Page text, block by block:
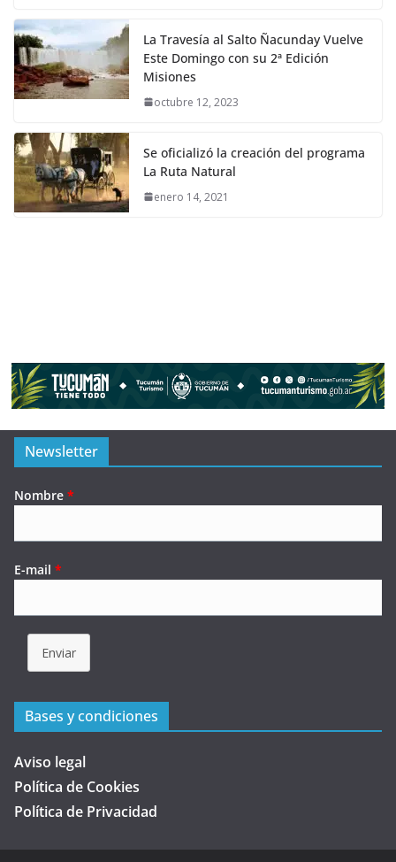
La Travesía al Salto Ñacunday Vuelve
Este Domingo con su 2ª Edición
Misiones
octubre 12, 2023
Se oficializó la creación del programa
La Ruta Natural
enero 14, 2021
Newsletter
Nombre *
E-mail *
Enviar
Bases y condiciones
Aviso legal
Política de Cookies
Política de Privacidad